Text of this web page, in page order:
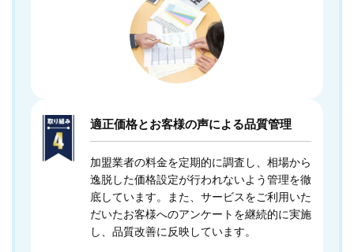
適正価格とお客様の声による品質管理
加盟業者の料金を定期的に調査し、相場から
逸脱した価格設定が行われないよう管理を徹
底しています。また、サービスをご利用いた
だいたお客様へのアンケートを継続的に実施
し、品質改善に反映しています。